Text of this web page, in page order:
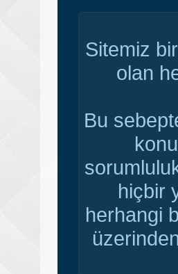
Sitemiz
olan
Bu
hiçbir
herhangi